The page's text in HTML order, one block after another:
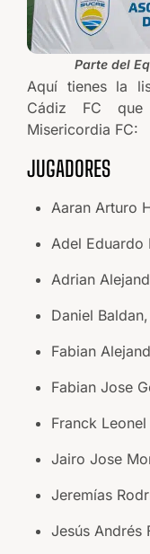
Parte del
Aquí tienes la
Cádiz FC
Misericordia FC:
JUGADORES
Aaran Arturo
Adel Eduardo
Adrian
Daniel
Fabian
Fabian Jose
Franck
Jairo Jose
Jeremías
Jesús Andrés